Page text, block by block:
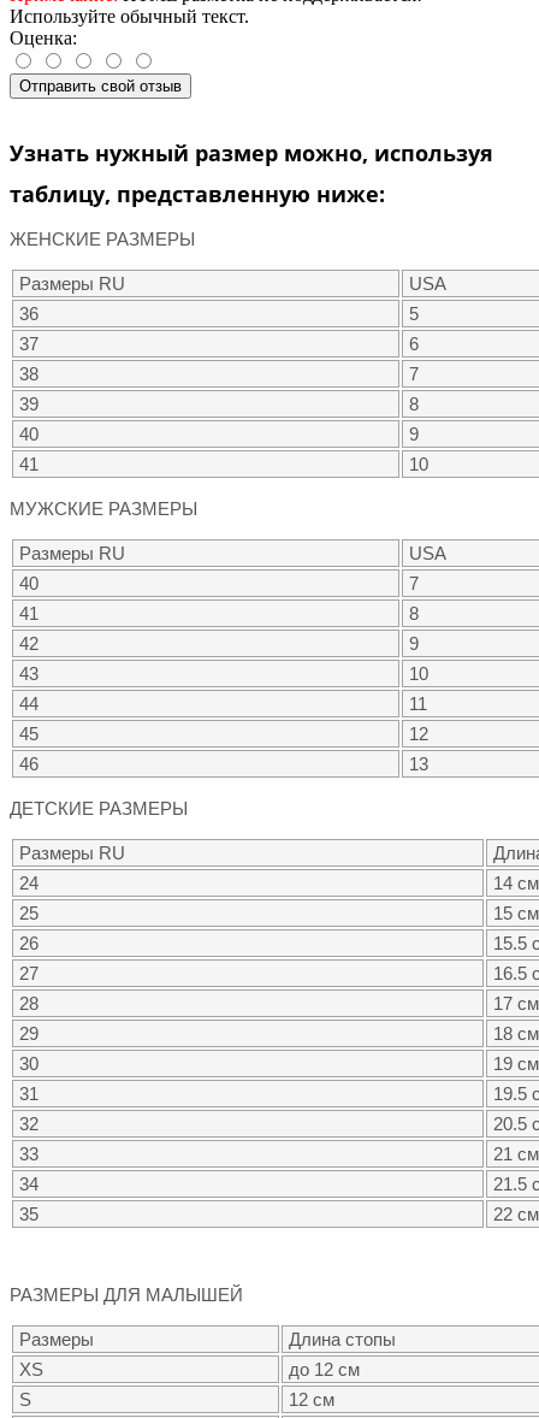
Используйте обычный текст.
Оценка:
Отправить свой отзыв
Узнать нужный размер можно, используя
таблицу, представленную ниже:
ЖЕНСКИЕ РАЗМЕРЫ
Размеры RU
USA
36
5
37
6
38
7
39
8
40
9
41
10
МУЖСКИЕ РАЗМЕРЫ
Размеры RU
USA
40
7
41
8
42
9
43
10
44
11
45
12
46
13
ДЕТСКИЕ РАЗМЕРЫ
Размеры RU
24
14 см
25
15 см
26
15.5
27
16.5
28
17 см
29
18 см
30
19 см
31
19.5
32
20.5
33
21 см
34
21.5
35
22 см
РАЗМЕРЫ ДЛЯ МАЛЫШЕЙ
Размеры
Длина стопы
XS
до 12 см
S
12 см